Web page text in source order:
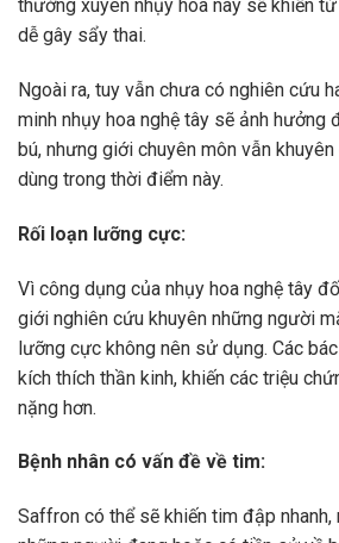
dùng trong thời điểm này.
Vì công dụng của nhụy hoa nghệ tây
giới nghiên cứu khuyên những người
lưỡng cực không nên sử dụng. Các
nặng hơn.
Bệnh nhân có vấn đề về tim:
Saffron có thể sẽ khiến tim đập nhanh,
những người đang hoặc có tiền sử về
bác sĩ trước khi sử dụng nhụy hoa
Người có huyết áp thấp:
Những người có huyết áp thấp cũng